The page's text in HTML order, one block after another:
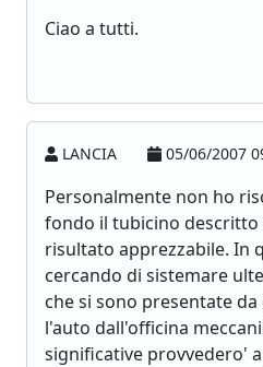
Ciao a tutti.
LANCIA 05/06/2007
Personalmente non ho
fondo il tubicino descritto
risultato apprezzabile. In
cercando di sistemare
che si sono presentate
l'auto dall'officina
significative provvedero'